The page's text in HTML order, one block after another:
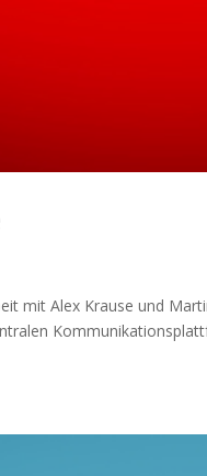
mit Alex Krause und